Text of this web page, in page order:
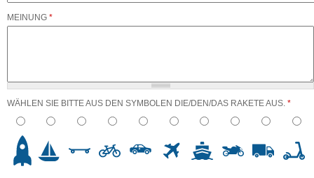
MEINUNG *
WÄHLEN SIE BITTE AUS DEN SYMBOLEN DIE/DEN/DAS RAKETE AUS. *